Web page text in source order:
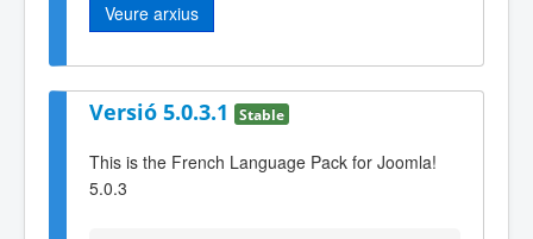
Veure arxius
Versió 5.0.3.1 Stable
This is the French Language Pack for Joomla!
5.0.3